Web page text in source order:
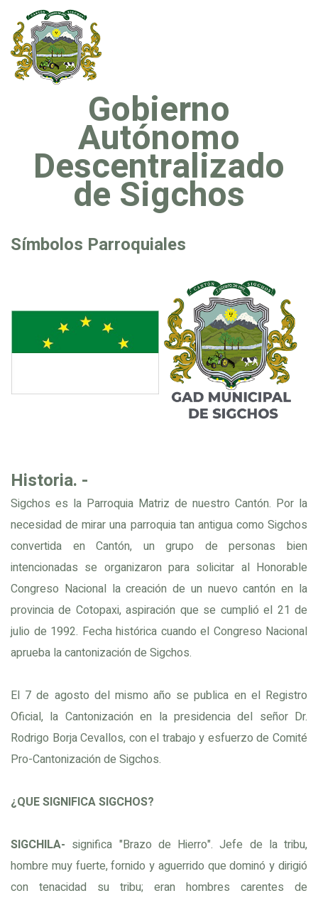
Gobierno
Autónomo
Descentralizado
de Sigchos
Símbolos Parroquiales
Historia. -
Sigchos es la Parroquia Matriz de nuestro Cantón. Por la
necesidad de mirar una parroquia tan antigua como Sigchos
convertida en Cantón, un grupo de personas bien
intencionadas se organizaron para solicitar al Honorable
Congreso Nacional la creación de un nuevo cantón en la
provincia de Cotopaxi, aspiración que se cumplió el 21 de
julio de 1992. Fecha histórica cuando el Congreso Nacional
aprueba la cantonización de Sigchos.
El 7 de agosto del mismo año se publica en el Registro
Oficial, la Cantonización en la presidencia del señor Dr.
Rodrigo Borja Cevallos, con el trabajo y esfuerzo de Comité
Pro-Cantonización de Sigchos.
¿QUE SIGNIFICA SIGCHOS?
SIGCHILA- significa "Brazo de Hierro". Jefe de la tribu,
hombre muy fuerte, fornido y aguerrido que dominó y dirigió
con tenacidad su tribu; eran hombres carentes de